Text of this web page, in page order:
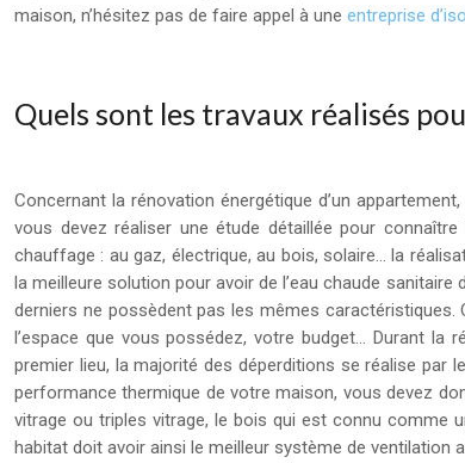
maison, n’hésitez pas de faire appel à une entreprise
Quels sont les travaux réalisés
Concernant la rénovation énergétique d’un
vous devez réaliser une étude détaillée pour
chauffage : au gaz, électrique, au bois, solaire… la
la meilleure solution pour avoir de l’eau chaude
derniers ne possèdent pas les mêmes
l’espace que vous possédez, votre budget… Durant la
premier lieu, la majorité des déperditions se réalise par
performance thermique de votre maison, vous devez
vitrage ou triples vitrage, le bois qui est connu comme
habitat doit avoir ainsi le meilleur système de ventilation